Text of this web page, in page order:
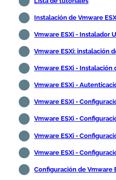
Instalación de Vmware
Vmware ESXi - Instalador
Vmware ESXi: instalación
Vmware ESXi - Instalación
Vmware ESXi -
Vmware ESXi -
Vmware ESXi -
Vmware ESXi -
Vmware ESXi -
Configuración de Vmware